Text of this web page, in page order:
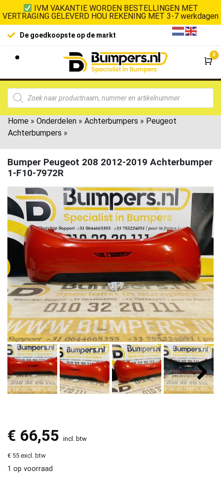
IVM VAKANTIE WORDEN BESTELLINGEN MET
VERTRAGING GELEVERD HOU REKENING MET 3-7 werkdagen
De goedkoopste op de markt
0
Home » Onderdelen » Achterbumpers » Peugeot
Achterbumpers »
Bumper Peugeot 208 2012-2019 Achterbumper
1-F10-7972R
€ 66,55 incl. btw
€ 55 excl. btw
1 op voorraad